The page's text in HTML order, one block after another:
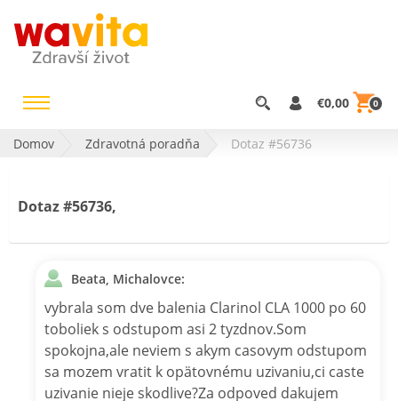
€0,00 0
Domov Zdravotná poradňa Dotaz #56736
Dotaz #56736,
Beata, Michalovce:
vybrala som dve balenia Clarinol CLA 1000 po 60
toboliek s odstupom asi 2 tyzdnov.Som
spokojna,ale neviem s akym casovym odstupom
sa mozem vratit k opätovnému uzivaniu,ci caste
uzivanie nieje skodlive?Za odpoved dakujem